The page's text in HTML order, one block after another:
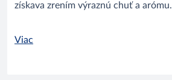
získava zrením výraznú chuť a arómu.
Viac